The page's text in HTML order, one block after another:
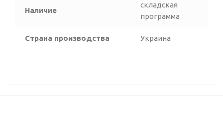
Наличие
складская
программа
Страна производства Украина